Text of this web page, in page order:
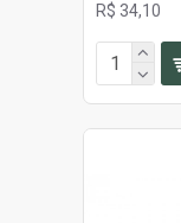
R$ 34,10